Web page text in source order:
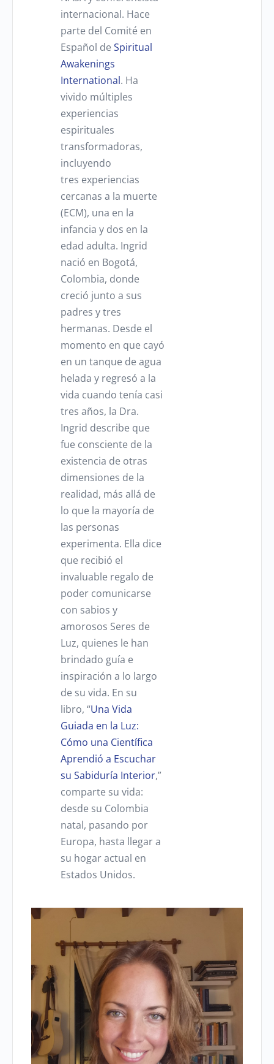
internacional. Hace
parte del Comité en
Español deSpiritual
Awakenings
International. Ha
vivido múltiples
experiencias
espirituales
transformadoras,
incluyendo
tres experiencias
cercanas a la muerte
(ECM), una en la
infancia y dos en la
edad adulta. Ingrid
nació en Bogotá,
Colombia, donde
creció junto a sus
padres y tres
hermanas. Desde el
momento en que cayó
en un tanque de agua
helada y regresó a la
vida cuando tenía casi
tres años, la Dra.
Ingrid describe que
fue consciente de la
existencia de otras
dimensiones de la
realidad, más allá de
lo que la mayoría de
las personas
experimenta. Ella dice
que recibió el
invaluable regalo de
poder comunicarse
con sabios y
amorosos Seres de
Luz, quienes le han
brindado guía e
inspiración a lo largo
de su vida. En su
libro, “Una Vida
Guiada en la Luz:
Cómo una Científica
Aprendió a Escuchar
su Sabiduría Interior,”
comparte su vida:
desde su Colombia
natal, pasando por
Europa, hasta llegar a
su hogar actual en
Estados Unidos.